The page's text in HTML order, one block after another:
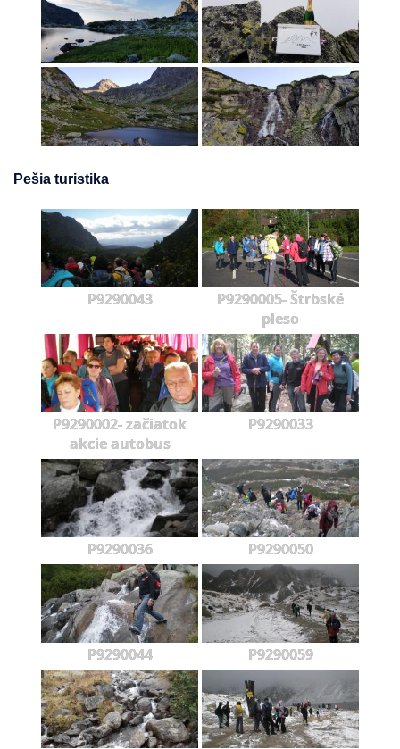
Pešia turistika
P9290043
P9290005- Štrbské
pleso
P9290002- začiatok
akcie autobus
P9290033
P9290036 P9290050
P9290044 P9290059